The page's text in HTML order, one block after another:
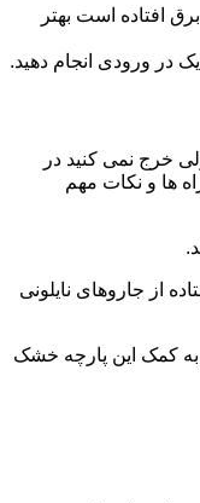
افتاده است بهتر
در ورودی انجام دهید.
خرج نمی کنید در
ها و نکات مهم
از جاروهای نایلونی
به کمک این پارچه خشک